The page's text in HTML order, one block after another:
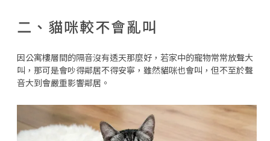
二、貓咪較不會亂叫
因公寓樓層間的隔音沒有透天那麼好，若家中的寵物常常放聲大
叫，那可是會吵得鄰居不得安寧，雖然貓咪也會叫，但不至於聲
音大到會嚴重影響鄰居。